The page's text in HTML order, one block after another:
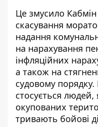
Це змусило
скасування
надання
на нарахування
інфляційних
а також на
судовому
стосується
окупованих
тривають бойові